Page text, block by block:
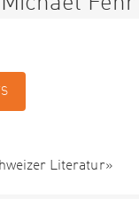
Literatur»